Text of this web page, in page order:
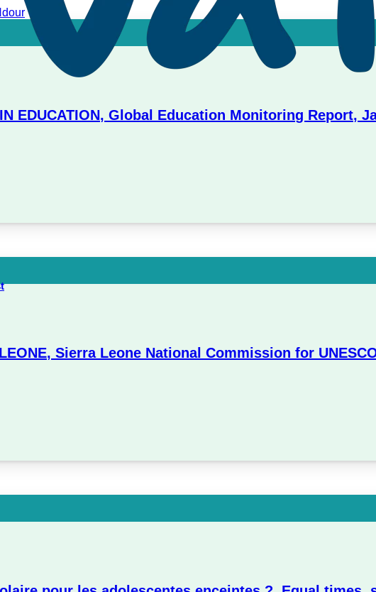
EDUCATION, Global Education Monitoring Report,
Sierra Leone National Commission for